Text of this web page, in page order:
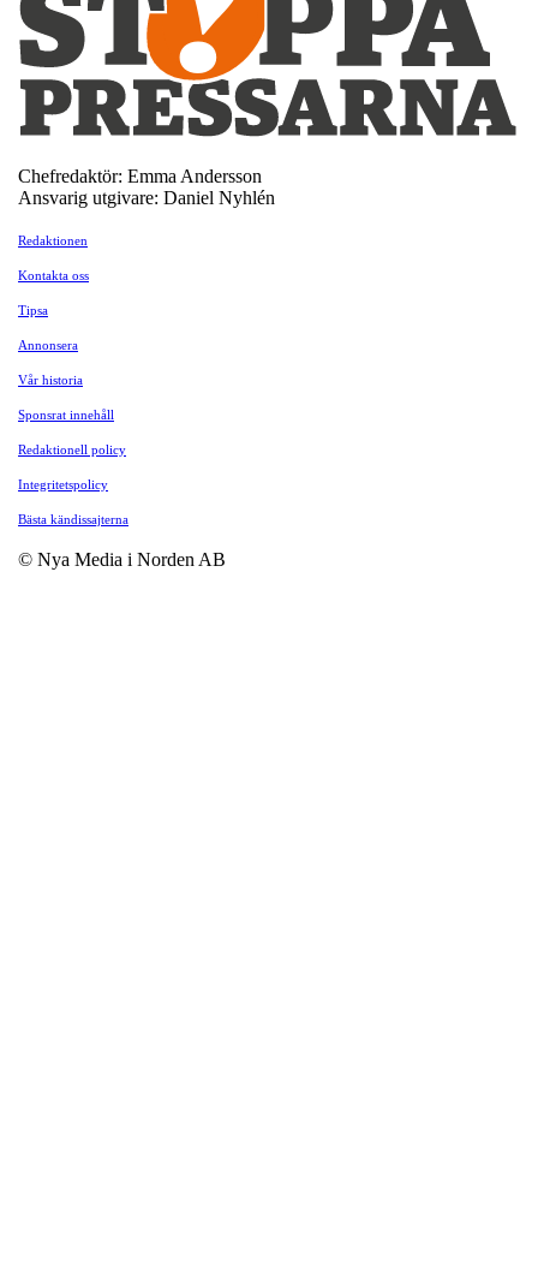
Chefredaktör: Emma Andersson
Ansvarig utgivare: Daniel Nyhlén
Redaktionen
Kontakta oss
Tipsa
Annonsera
Vår historia
Sponsrat innehåll
Redaktionell policy
Integritetspolicy
Bästa kändissajterna
© Nya Media i Norden AB